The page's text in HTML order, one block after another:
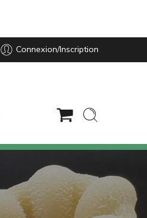
Connexion/Inscription